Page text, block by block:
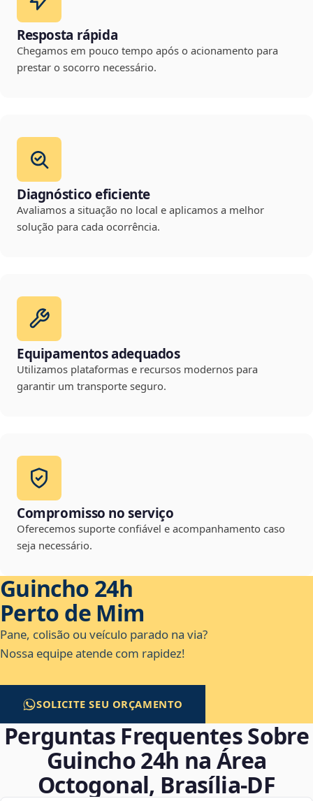
Resposta rápida
Chegamos em pouco tempo após o acionamento para
prestar o socorro necessário.
Diagnóstico eficiente
Avaliamos a situação no local e aplicamos a melhor
solução para cada ocorrência.
Equipamentos adequados
Utilizamos plataformas e recursos modernos para
garantir um transporte seguro.
Compromisso no serviço
Oferecemos suporte confiável e acompanhamento caso
seja necessário.
Guincho 24h
Perto de Mim
Pane, colisão ou veículo parado na via?
Nossa equipe atende com rapidez!
SOLICITE SEU ORÇAMENTO
Perguntas Frequentes Sobre
Guincho 24h na Área
Octogonal, Brasília‑DF